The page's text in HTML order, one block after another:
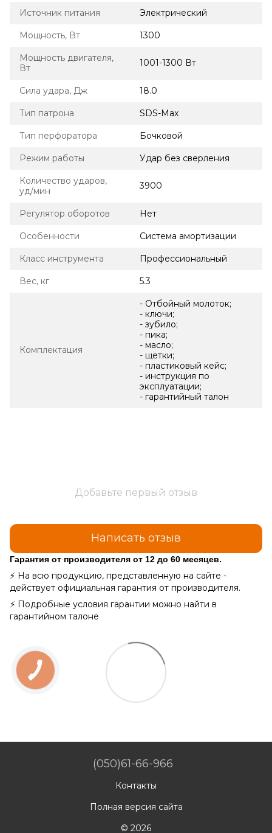
Источник питания Электрический
Мощность, Вт 1300
Мощность двигателя,
Вт
1001-1300 Вт
Сила удара, Дж 18.0
Тип патрона SDS-Max
Тип перфоратора Бочковой
Режим работы Удар без сверления
Количество ударов,
уд/мин
3900
Регулятор оборотов Нет
Особенности Система амортизации
Класс инструмента Профессиональный
Вес, кг 5.3
Комплектация
- Отбойный молоток;
- ключи;
- зубило;
- пика;
- масло;
- щетки;
- пластиковый кейс;
- инструкция по
эксплуатации;
- гарантийный талон
Добавьте первый отзыв
Написать отзыв
Гарантия от производителя от 12 до 60 месяцев.
⚡ На всю продукцию, представленную на сайте -
действует официальная гарантия от производителя.
⚡ Подробные условия гарантии можно найти в
гарантийном талоне
(050)61-66-966
Контакты
Полная версия сайта
© 2026